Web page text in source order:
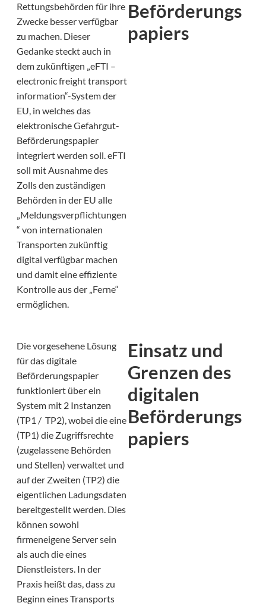
Rettungsbehörden für ihre
Zwecke besser verfügbar
zu machen. Dieser
Gedanke steckt auch in
dem zukünftigen „eFTI –
electronic freight transport
information“-System der
EU, in welches das
elektronische Gefahrgut-
Beförderungspapier
integriert werden soll. eFTI
soll mit Ausnahme des
Zolls den zuständigen
Behörden in der EU alle
„Meldungsverpflichtungen
“ von internationalen
Transporten zukünftig
digital verfügbar machen
und damit eine effiziente
Kontrolle aus der „Ferne“
ermöglichen.
Beförderungs
papiers
Die vorgesehene Lösung
für das digitale
Beförderungspapier
funktioniert über ein
System mit 2 Instanzen
(TP1 / TP2), wobei die eine
(TP1) die Zugriffsrechte
(zugelassene Behörden
und Stellen) verwaltet und
auf der Zweiten (TP2) die
eigentlichen Ladungsdaten
bereitgestellt werden. Dies
können sowohl
firmeneigene Server sein
als auch die eines
Dienstleisters. In der
Praxis heißt das, dass zu
Beginn eines Transports
Einsatz und
Grenzen des
digitalen
Beförderungs
papiers